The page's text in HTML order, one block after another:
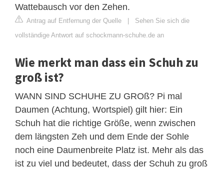
Wattebausch vor den Zehen.
Antrag auf Entfernung der Quelle | Sehen Sie sich die
vollständige Antwort auf schockmann-schuhe.de an
Wie merkt man dass ein Schuh zu
groß ist?
WANN SIND SCHUHE ZU GROß? Pi mal
Daumen (Achtung, Wortspiel) gilt hier: Ein
Schuh hat die richtige Größe, wenn zwischen
dem längsten Zeh und dem Ende der Sohle
noch eine Daumenbreite Platz ist. Mehr als das
ist zu viel und bedeutet, dass der Schuh zu groß